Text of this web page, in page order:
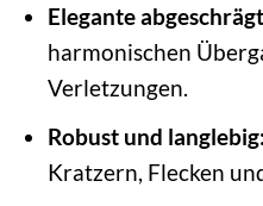
Elegante
harmonischen
Verletzungen.
Robust und langlebig:
Kratzern, Flecken